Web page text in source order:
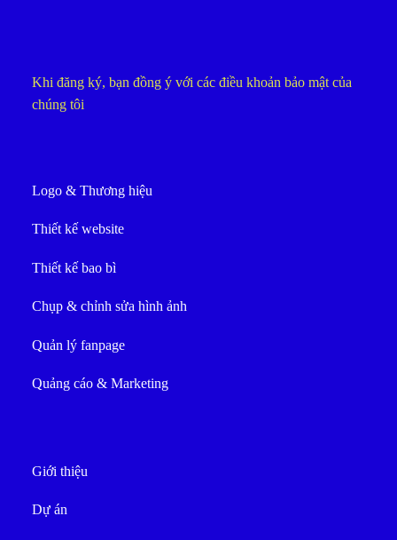
Khi đăng ký, bạn đồng ý với các điều khoản bảo mật của
chúng tôi
Logo & Thương hiệu
Thiết kế website
Thiết kế bao bì
Chụp & chỉnh sửa hình ảnh
Quản lý fanpage
Quảng cáo & Marketing
Giới thiệu
Dự án